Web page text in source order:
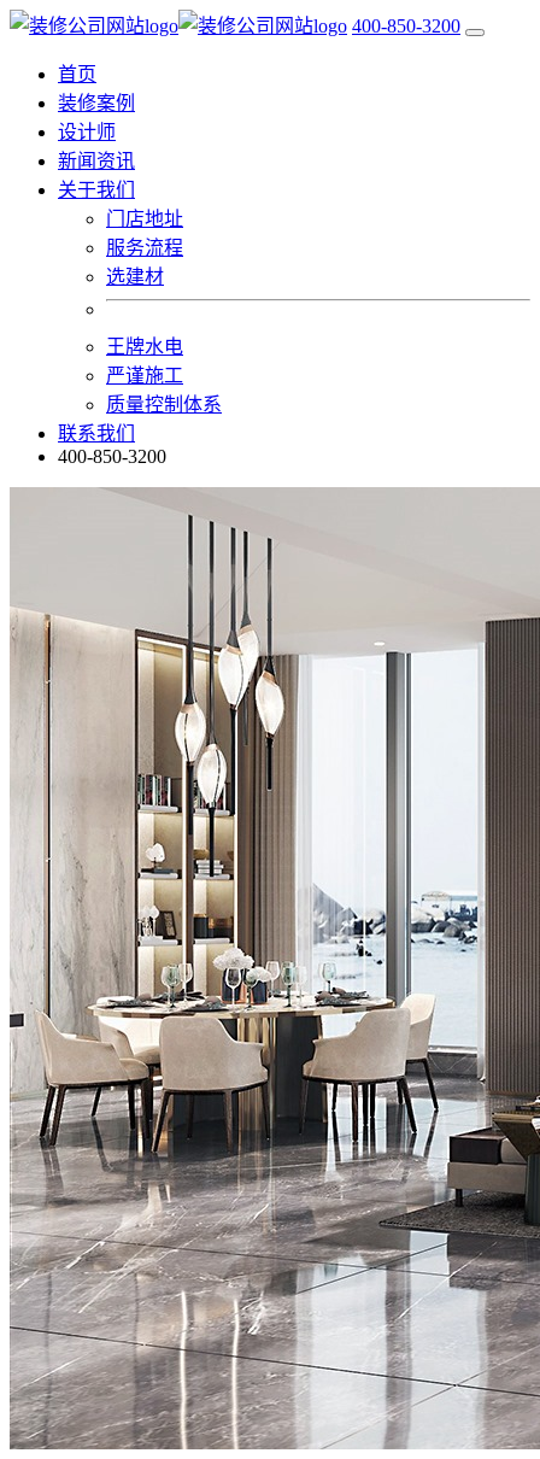
400-850-3200
首页
装修案例
设计师
新闻资讯
关于我们
门店地址
服务流程
选建材
王牌水电
严谨施工
质量控制体系
联系我们
400-850-3200